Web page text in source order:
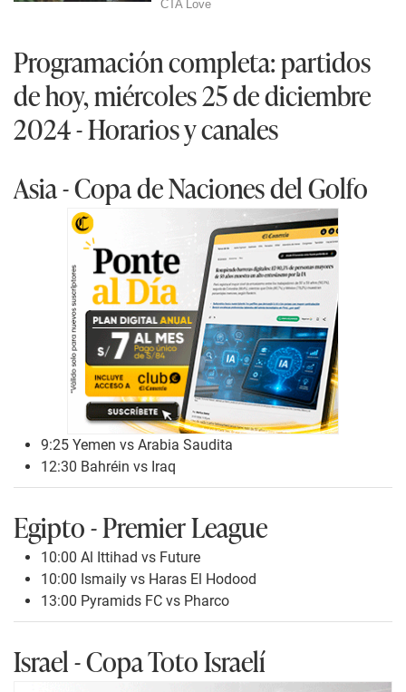
Programación completa: partidos
de hoy, miércoles 25 de diciembre
2024 - Horarios y canales
Asia - Copa de Naciones del Golfo
9:25 Yemen vs Arabia Saudita
12:30 Bahréin vs Iraq
Egipto - Premier League
10:00 Al Ittihad vs Future
10:00 Ismaily vs Haras El Hodood
13:00 Pyramids FC vs Pharco
Israel - Copa Toto Israelí